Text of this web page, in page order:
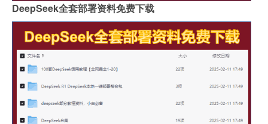
DeepSeek全套部署资料免费下载